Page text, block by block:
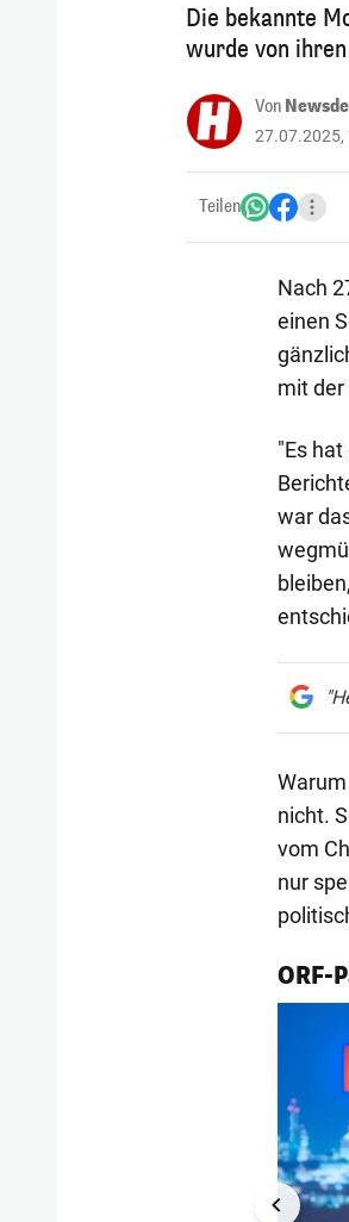
Die bekannte
wurde von
Von
27.07.2025,
Teilen
Nach
einen
mit der
"Es
war
nicht.
vom
nur
ORF-